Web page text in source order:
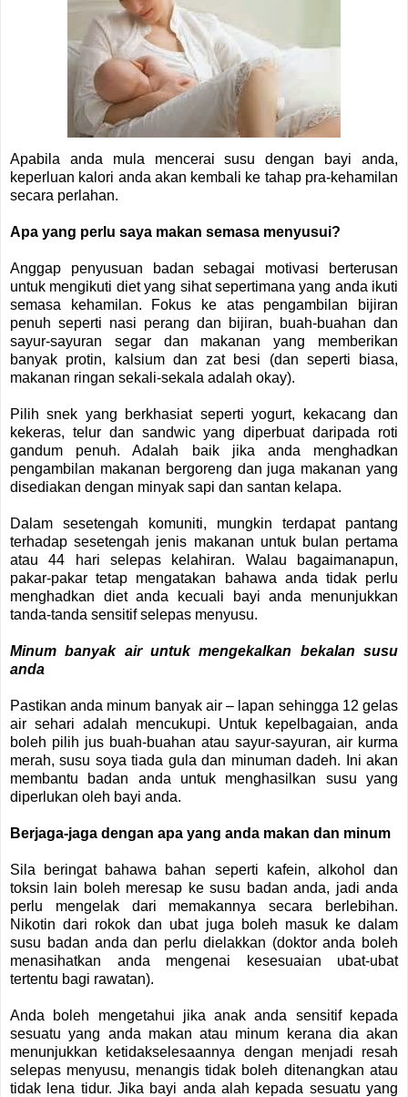
Apabila anda mula mencerai susu dengan bayi anda,
keperluan kalori anda akan kembali ke tahap pra-kehamilan
secara perlahan.
Apa yang perlu saya makan semasa menyusui?
Anggap penyusuan badan sebagai motivasi berterusan
untuk mengikuti diet yang sihat sepertimana yang anda ikuti
semasa kehamilan. Fokus ke atas pengambilan bijiran
penuh seperti nasi perang dan bijiran, buah-buahan dan
sayur-sayuran segar dan makanan yang memberikan
banyak protin, kalsium dan zat besi (dan seperti biasa,
makanan ringan sekali-sekala adalah okay).
Pilih snek yang berkhasiat seperti yogurt, kekacang dan
kekeras, telur dan sandwic yang diperbuat daripada roti
gandum penuh. Adalah baik jika anda menghadkan
pengambilan makanan bergoreng dan juga makanan yang
disediakan dengan minyak sapi dan santan kelapa.
Dalam sesetengah komuniti, mungkin terdapat pantang
terhadap sesetengah jenis makanan untuk bulan pertama
atau 44 hari selepas kelahiran. Walau bagaimanapun,
pakar-pakar tetap mengatakan bahawa anda tidak perlu
menghadkan diet anda kecuali bayi anda menunjukkan
tanda-tanda sensitif selepas menyusu.
Minum banyak air untuk mengekalkan bekalan susu
anda
Pastikan anda minum banyak air – lapan sehingga 12 gelas
air sehari adalah mencukupi. Untuk kepelbagaian, anda
boleh pilih jus buah-buahan atau sayur-sayuran, air kurma
merah, susu soya tiada gula dan minuman dadeh. Ini akan
membantu badan anda untuk menghasilkan susu yang
diperlukan oleh bayi anda.
Berjaga-jaga dengan apa yang anda makan dan minum
Sila beringat bahawa bahan seperti kafein, alkohol dan
toksin lain boleh meresap ke susu badan anda, jadi anda
perlu mengelak dari memakannya secara berlebihan.
Nikotin dari rokok dan ubat juga boleh masuk ke dalam
susu badan anda dan perlu dielakkan (doktor anda boleh
menasihatkan anda mengenai kesesuaian ubat-ubat
tertentu bagi rawatan).
Anda boleh mengetahui jika anak anda sensitif kepada
sesuatu yang anda makan atau minum kerana dia akan
menunjukkan ketidakselesaannya dengan menjadi resah
selepas menyusu, menangis tidak boleh ditenangkan atau
tidak lena tidur. Jika bayi anda alah kepada sesuatu yang